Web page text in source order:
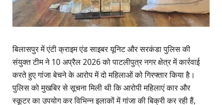
बिलासपुर में एंटी क्राइम एंड साइबर यूनिट और सरकंडा पुलिस की
संयुक्त टीम ने 10 अप्रैल 2026 को पाटलीपुत्र नगर क्षेत्र में कार्रवाई
करते हुए गांजा बेचने के आरोप में दो महिलाओं को गिरफ्तार किया है।
पुलिस को मुखबिर से सूचना मिली थी कि आरोपी महिलाएं कार और
स्कूटर का उपयोग कर विभिन्न इलाकों में गांजा की बिक्री कर रही हैं,